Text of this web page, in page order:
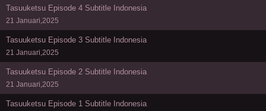
Tasuuketsu Episode 4 Subtitle Indonesia
21 Januari,2025
Tasuuketsu Episode 3 Subtitle Indonesia
21 Januari,2025
Tasuuketsu Episode 2 Subtitle Indonesia
21 Januari,2025
Tasuuketsu Episode 1 Subtitle Indonesia